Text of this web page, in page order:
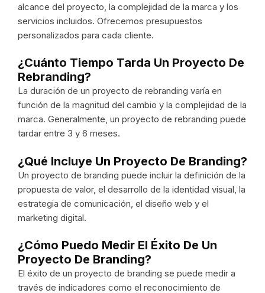
alcance del proyecto, la complejidad de la marca y los
servicios incluidos. Ofrecemos presupuestos
personalizados para cada cliente.
¿Cuánto Tiempo Tarda Un Proyecto De
Rebranding?
La duración de un proyecto de rebranding varía en
función de la magnitud del cambio y la complejidad de la
marca. Generalmente, un proyecto de rebranding puede
tardar entre 3 y 6 meses.
¿Qué Incluye Un Proyecto De Branding?
Un proyecto de branding puede incluir la definición de la
propuesta de valor, el desarrollo de la identidad visual, la
estrategia de comunicación, el diseño web y el
marketing digital.
¿Cómo Puedo Medir El Éxito De Un
Proyecto De Branding?
El éxito de un proyecto de branding se puede medir a
través de indicadores como el reconocimiento de